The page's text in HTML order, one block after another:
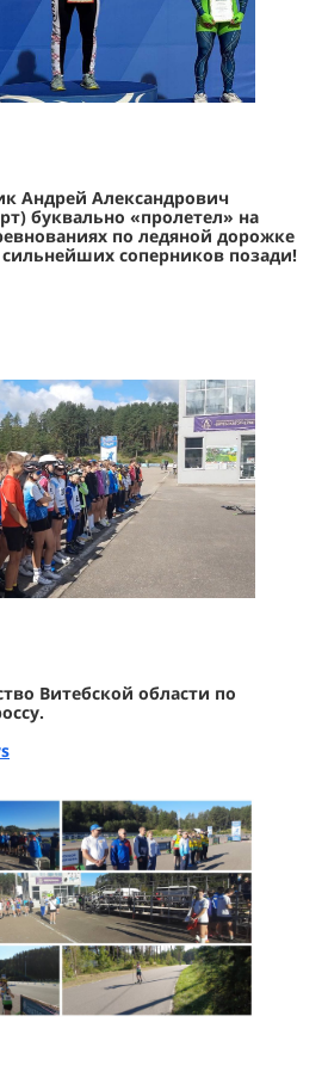
Андрей Александрович
буквально «пролетел» на
по ледяной дорожке
соперников позади!
Витебской области по